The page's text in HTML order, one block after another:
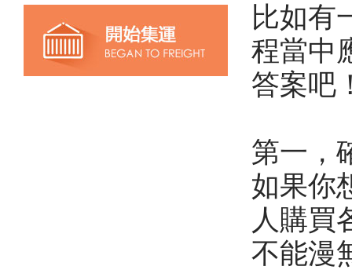
比如有
程當中
答案吧
第一，
如果你
人購買
不能漫